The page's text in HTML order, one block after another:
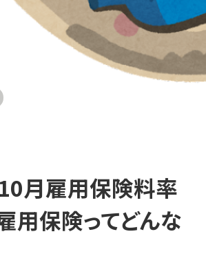
月雇用保険料率
用保険ってどんな